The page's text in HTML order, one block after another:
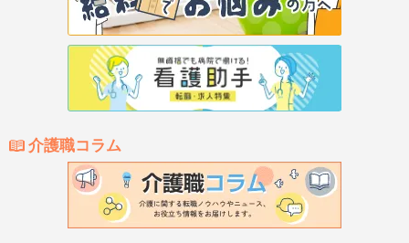
介護職コラム